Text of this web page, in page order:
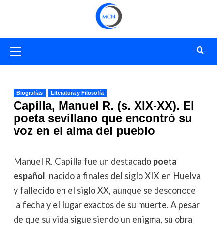
primario
Biografías Literatura y Filosofía
Capilla, Manuel R. (s. XIX-XX). El
poeta sevillano que encontró su
voz en el alma del pueblo
Manuel R. Capilla fue un destacado poeta
español, nacido a finales del siglo XIX en Huelva
y fallecido en el siglo XX, aunque se desconoce
la fecha y el lugar exactos de su muerte. A pesar
de que su vida sigue siendo un enigma, su obra